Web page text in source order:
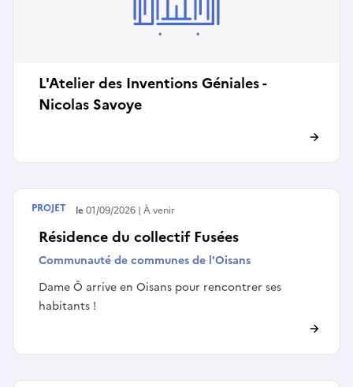
L'Atelier des Inventions Géniales -
Nicolas Savoye
Résidence du collectif Fusées
Communauté de communes de l'Oisans
Dame Ô arrive en Oisans pour rencontrer ses
habitants !
Débute le01/09/2026 À venir
PROJET